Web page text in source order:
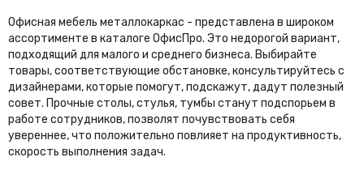
Офисная мебель металлокаркас - представлена в широком
ассортименте в каталоге ОфисПро. Это недорогой вариант,
подходящий для малого и среднего бизнеса. Выбирайте
товары, соответствующие обстановке, консультируйтесь с
дизайнерами, которые помогут, подскажут, дадут полезный
совет. Прочные столы, стулья, тумбы станут подспорьем в
работе сотрудников, позволят почувствовать себя
увереннее, что положительно повлияет на продуктивность,
скорость выполнения задач.